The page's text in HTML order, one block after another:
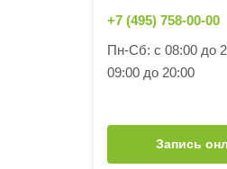
+7 (495) 758-00-00
Пн-Сб: с 08:00 до
09:00 до 20:00
Запись